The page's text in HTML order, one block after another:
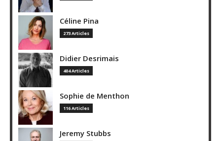
Céline Pina
273 Articles
Didier Desrimais
404 Articles
Sophie de Menthon
116 Articles
Jeremy Stubbs